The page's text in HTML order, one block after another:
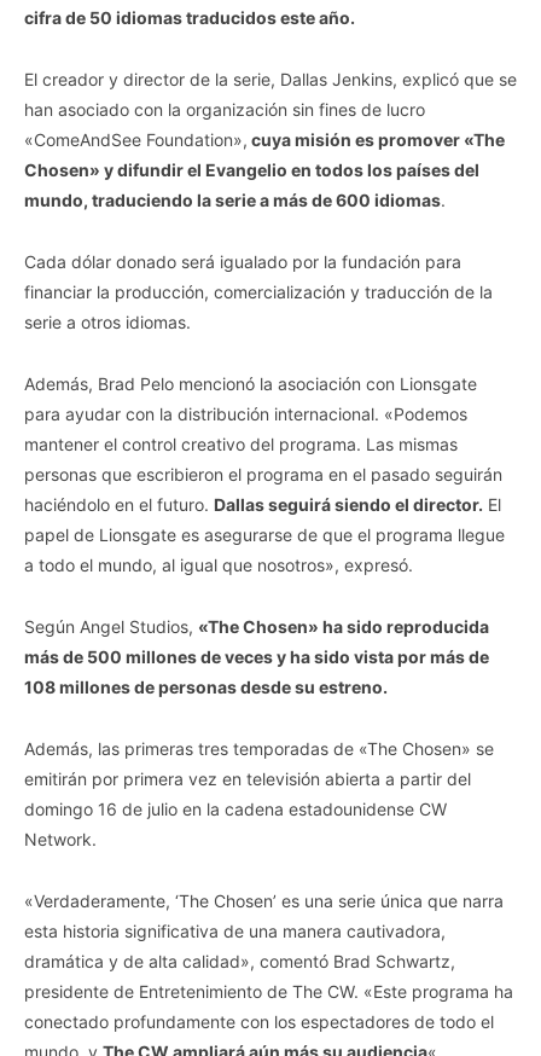
cifra de 50 idiomas traducidos este año.
El creador y director de la serie, Dallas Jenkins, explicó que se
han asociado con la organización sin fines de lucro
«ComeAndSee Foundation», cuya misión es promover «The
Chosen» y difundir el Evangelio en todos los países del
mundo, traduciendo la serie a más de 600 idiomas.
Cada dólar donado será igualado por la fundación para
financiar la producción, comercialización y traducción de la
serie a otros idiomas.
Además, Brad Pelo mencionó la asociación con Lionsgate
para ayudar con la distribución internacional. «Podemos
mantener el control creativo del programa. Las mismas
personas que escribieron el programa en el pasado seguirán
haciéndolo en el futuro. Dallas seguirá siendo el director. El
papel de Lionsgate es asegurarse de que el programa llegue
a todo el mundo, al igual que nosotros», expresó.
Según Angel Studios, «The Chosen» ha sido reproducida
más de 500 millones de veces y ha sido vista por más de
108 millones de personas desde su estreno.
Además, las primeras tres temporadas de «The Chosen» se
emitirán por primera vez en televisión abierta a partir del
domingo 16 de julio en la cadena estadounidense CW
Network.
«Verdaderamente, ‘The Chosen’ es una serie única que narra
esta historia significativa de una manera cautivadora,
dramática y de alta calidad», comentó Brad Schwartz,
presidente de Entretenimiento de The CW. «Este programa ha
conectado profundamente con los espectadores de todo el